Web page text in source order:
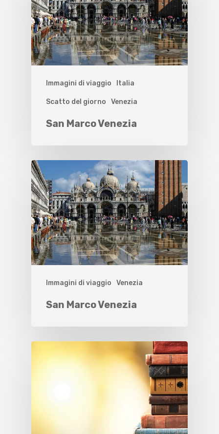
Immagini di viaggio Italia
Scatto del giorno Venezia
San Marco Venezia
Immagini di viaggio Venezia
San Marco Venezia